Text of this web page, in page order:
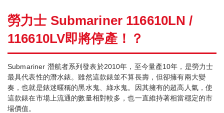
勞力士 Submariner 116610LN /
116610LV即將停產！？
Submariner 潛航者系列發表於2010年，至今量產10年，是勞力士
最具代表性的潛水錶。雖然這款錶並不算長壽，但卻擁有兩大變
奏，也就是錶迷暱稱的黑水鬼、綠水鬼。因其擁有的超高人氣，使
這款錶在市場上流通的數量相對較多，也一直維持著相當穩定的市
場價值。